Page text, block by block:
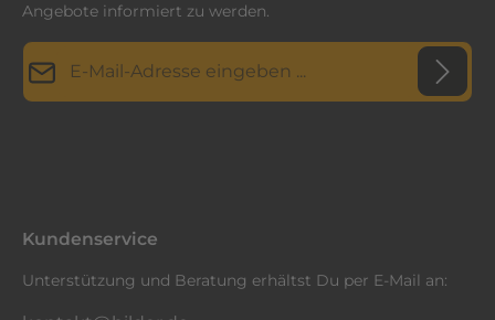
Angebote informiert zu werden.
E-Mail-Adresse*
Kundenservice
Unterstützung und Beratung erhältst Du per E-Mail an: